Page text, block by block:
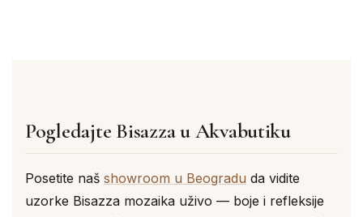
Pogledajte Bisazza u Akvabutiku
Posetite naš showroom u Beogradu da vidite
uzorke Bisazza mozaika uživo — boje i refleksije